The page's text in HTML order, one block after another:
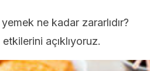
ne kadar zararlıdır?
açıklıyoruz.